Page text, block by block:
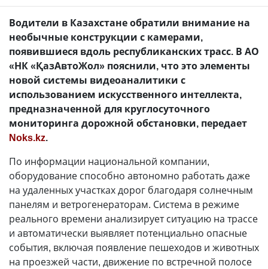
Водители в Казахстане обратили внимание на
необычные конструкции с камерами,
появившиеся вдоль республиканских трасс. В АО
«НК «ҚазАвтоЖол» пояснили, что это элементы
новой системы видеоаналитики с
использованием искусственного интеллекта,
предназначенной для круглосуточного
мониторинга дорожной обстановки, передает
Noks.kz.
По информации национальной компании,
оборудование способно автономно работать даже
на удаленных участках дорог благодаря солнечным
панелям и ветрогенераторам. Система в режиме
реального времени анализирует ситуацию на трассе
и автоматически выявляет потенциально опасные
события, включая появление пешеходов и животных
на проезжей части, движение по встречной полосе